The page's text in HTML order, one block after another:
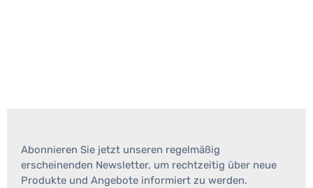
Abonnieren Sie jetzt unseren regelmäßig
erscheinenden Newsletter, um rechtzeitig über neue
Produkte und Angebote informiert zu werden.